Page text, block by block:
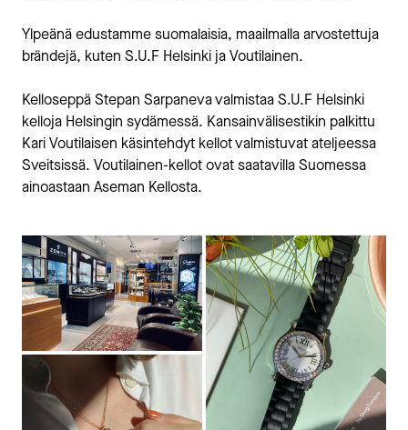
Ylpeänä edustamme suomalaisia, maailmalla arvostettuja
brändejä, kuten S.U.F Helsinki ja Voutilainen.
Kelloseppä Stepan Sarpaneva valmistaa S.U.F Helsinki
kelloja Helsingin sydämessä. Kansainvälisestikin palkittu
Kari Voutilaisen käsintehdyt kellot valmistuvat ateljeessa
Sveitsissä. Voutilainen-kellot ovat saatavilla Suomessa
ainoastaan Aseman Kellosta.